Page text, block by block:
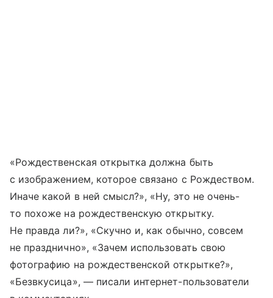
«Рождественская открытка должна быть
с изображением, которое связано с Рождеством.
Иначе какой в ​​ней смысл?», «Ну, это не очень-
то похоже на рождественскую открытку.
Не правда ли?», «Скучно и, как обычно, совсем
не празднично», «Зачем использовать свою
фотографию на рождественской открытке?»,
«Безвкусица», — писали интернет-пользователи